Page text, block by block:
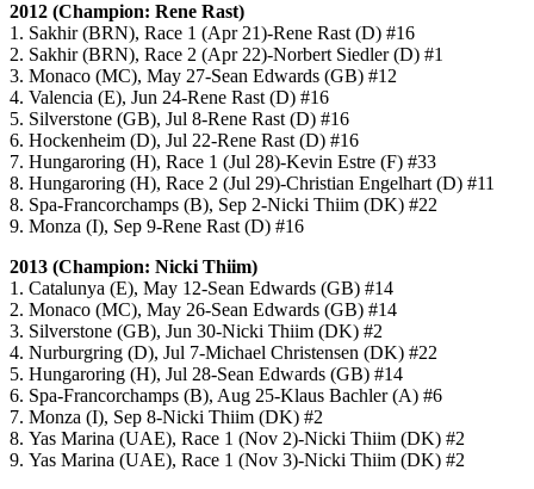
2012 (Champion: Rene Rast)
1. Sakhir (BRN), Race 1 (Apr 21)-Rene Rast (D) #16
2. Sakhir (BRN), Race 2 (Apr 22)-Norbert Siedler (D) #1
3. Monaco (MC), May 27-Sean Edwards (GB) #12
4. Valencia (E), Jun 24-Rene Rast (D) #16
5. Silverstone (GB), Jul 8-Rene Rast (D) #16
6. Hockenheim (D), Jul 22-Rene Rast (D) #16
7. Hungaroring (H), Race 1 (Jul 28)-Kevin Estre (F) #33
8. Hungaroring (H), Race 2 (Jul 29)-Christian Engelhart (D) #11
8. Spa-Francorchamps (B), Sep 2-Nicki Thiim (DK) #22
9. Monza (I), Sep 9-Rene Rast (D) #16
2013 (Champion: Nicki Thiim)
1. Catalunya (E), May 12-Sean Edwards (GB) #14
2. Monaco (MC), May 26-Sean Edwards (GB) #14
3. Silverstone (GB), Jun 30-Nicki Thiim (DK) #2
4. Nurburgring (D), Jul 7-Michael Christensen (DK) #22
5. Hungaroring (H), Jul 28-Sean Edwards (GB) #14
6. Spa-Francorchamps (B), Aug 25-Klaus Bachler (A) #6
7. Monza (I), Sep 8-Nicki Thiim (DK) #2
8. Yas Marina (UAE), Race 1 (Nov 2)-Nicki Thiim (DK) #2
9. Yas Marina (UAE), Race 1 (Nov 3)-Nicki Thiim (DK) #2